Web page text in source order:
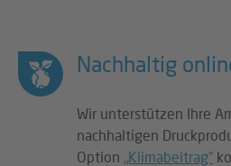
Nachhaltig
Wir unterstützen Ihre
nachhaltigen
Option „Klimabeitrag“